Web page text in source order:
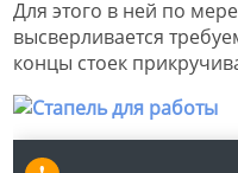
Для этого в ней по
высверливается
концы стоек